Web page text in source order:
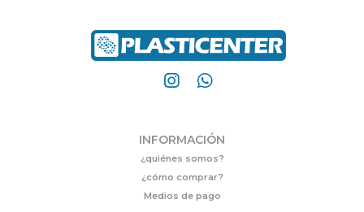
INFORMACIÓN
¿quiénes somos?
¿cómo comprar?
Medios de pago